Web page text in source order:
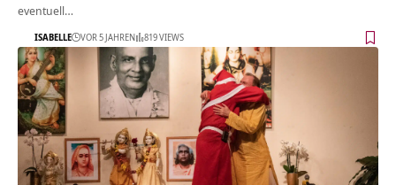
eventuell…
ISABELLE VOR 5 JAHREN 819 VIEWS